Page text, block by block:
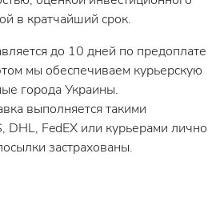
в кратчайший срок.
до 10 дней по предоплате
мы обеспечиваем курьерскую
города Украины.
выполняется такими
DHL, FedEX или курьерами лично
застрахованы.